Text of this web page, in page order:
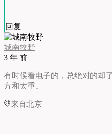
回复
城南牧野
3 年 前
有时候看电子的，总绝对的
方和太重。
来自北京